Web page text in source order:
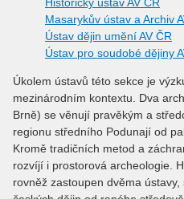
Masarykův ústav a Archiv
Ústav dějin umění AV ČR
Ústav pro soudobé dějiny
Úkolem ústavů této sekce je
mezinárodním kontextu. Dva
Brně) se věnují pravěkým a
regionu středního Podunají od
Kromě tradičních metod a
rozvíjí i prostorová archeologie.
rovněž zastoupen dvěma